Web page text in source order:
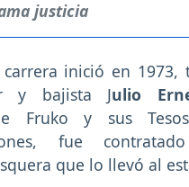
inició en 1973,
y bajista Julio
Fruko y sus
fue
que lo llevó al